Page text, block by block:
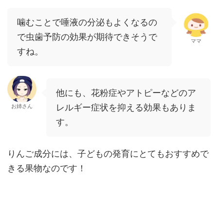
噛むことで唾液の分泌もよくなるの
で虫歯予防の効果が期待できそうで
すね。
ママ
お姉さん
他にも、花粉症やアトピーなどのア
レルギー症状を抑える効果もありま
す。
りんご成分には、子どもの発育にとてもおすすめで
きる果物なのです！